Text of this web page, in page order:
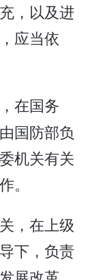
，以及进
应当依
在国务
国防部负
机关有关
。
，在上级
下，负责